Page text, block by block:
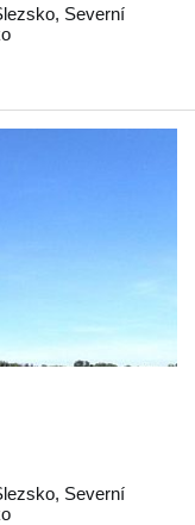
, Severní
, Severní